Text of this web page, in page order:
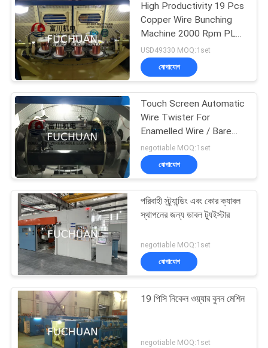
High Productivity 19 Pcs
Copper Wire Bunching
Machine 2000 Rpm PLC
Controller
USD49330 MOQ:1set
যোগাযোগ
Touch Screen Automatic
Wire Twister For
Enamelled Wire / Bare
Copper Wires
negotiable MOQ:1set
যোগাযোগ
পরিবাহী স্ট্র্যান্ডিং এবং কোর ক্যাবল
স্থাপনের জন্য ডাবল ট্যুইস্টার
negotiable MOQ:1set
যোগাযোগ
19 পিসি নিকেল ওয়্যার বুনন মেশিন
negotiable MOQ:1set